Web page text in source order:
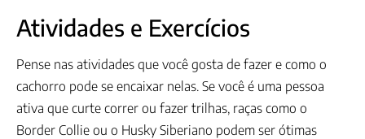
Atividades e Exercícios
Pense nas atividades que você gosta de fazer e como o
cachorro pode se encaixar nelas. Se você é uma pessoa
ativa que curte correr ou fazer trilhas, raças como o
Border Collie ou o Husky Siberiano podem ser ótimas